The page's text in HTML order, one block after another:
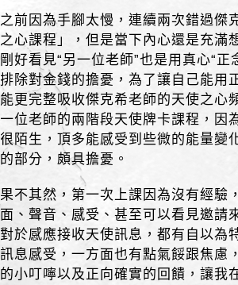
之前因為手腳太慢，連續兩次錯過傑
之心課程」，但是當下內心還是充滿
剛好看見“另一位老師”也是用真心“
排除對金錢的擔憂，為了讓自己能用
能更完整吸收傑克希老師的天使之心
一位老師的兩階段天使牌卡課程，因
很陌生，頂多能感受到些微的能量變
的部分，頗具擔憂。
果不其然，第一次上課因為沒有經驗
面、聲音、感受、甚至可以看見邀請
對於感應接收天使訊息，都有自以為
訊息感受，一方面也有點氣餒跟焦慮
的小叮嚀以及正向確實的回饋，讓我